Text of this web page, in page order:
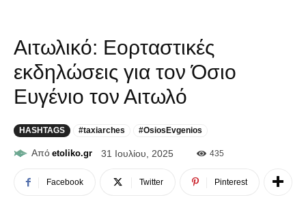
Αιτωλικό: Εορταστικές
εκδηλώσεις για τον Όσιο
Ευγένιο τον Αιτωλό
HASHTAGS #taxiarches #OsiosEvgenios
Από etoliko.gr 31 Ιουλίου, 2025 435
Facebook Twitter Pinterest